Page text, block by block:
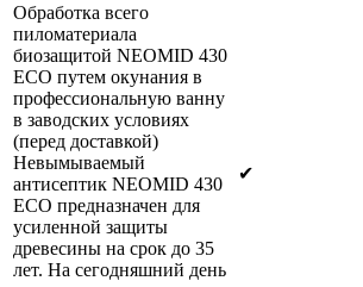
Обработка всего
пиломатериала
биозащитой NEOMID 430
ECO путем окунания в
профессиональную ванну
в заводских условиях
(перед доставкой)
Невымываемый
антисептик NEOMID 430
ECO предназначен для
усиленной защиты
древесины на срок до 35
лет. На сегодняшний день
✔